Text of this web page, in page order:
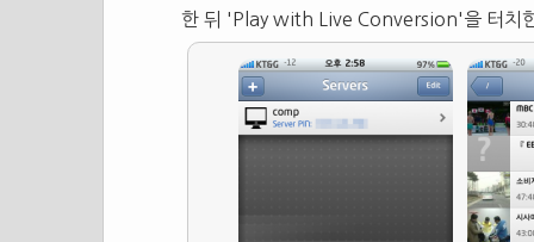
한 뒤 'Play with Live Conversion'을 터치